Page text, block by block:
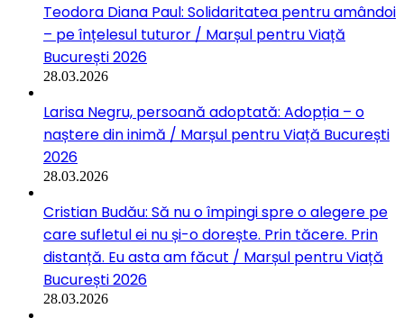
Teodora Diana Paul: Solidaritatea pentru amândoi
– pe înțelesul tuturor / Marșul pentru Viață
București 2026
28.03.2026
Larisa Negru, persoană adoptată: Adopția – o
naștere din inimă / Marșul pentru Viață București
2026
28.03.2026
Cristian Budău: Să nu o împingi spre o alegere pe
care sufletul ei nu și-o dorește. Prin tăcere. Prin
distanță. Eu asta am făcut / Marșul pentru Viață
București 2026
28.03.2026